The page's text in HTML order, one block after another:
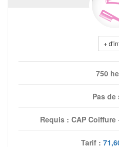
+
750
Pas de
Requis : CAP
Tarif :